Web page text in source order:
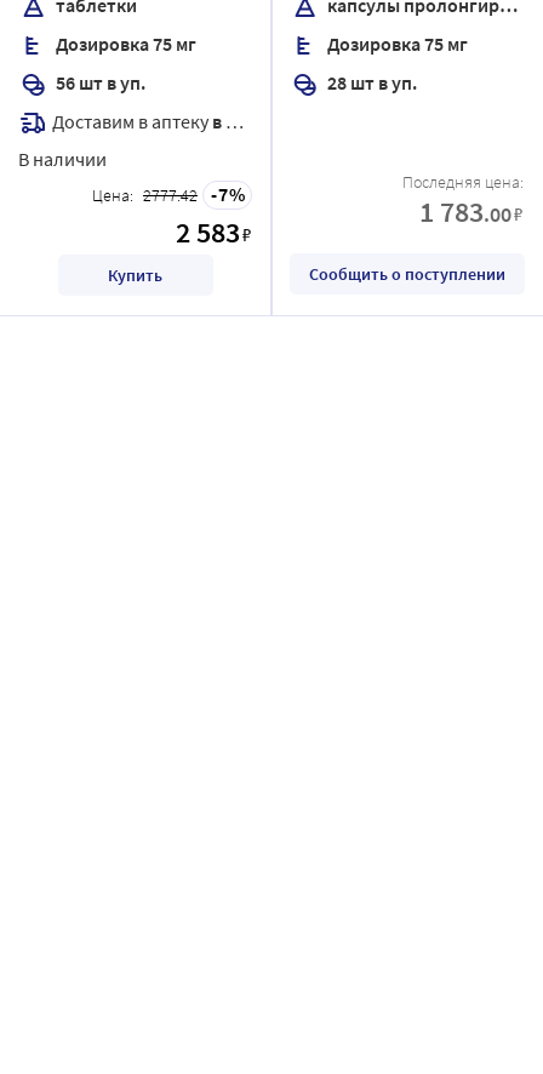
Дозировка 75 мг
56 шт в уп.
Доставим в аптеку в течение 7 дней
В наличии
Цена: 2777.42 7
2 583₽
Купить
Дозировка 75 мг
28 шт в уп.
Последняя цена:
1 783.00₽
Сообщить о поступлении